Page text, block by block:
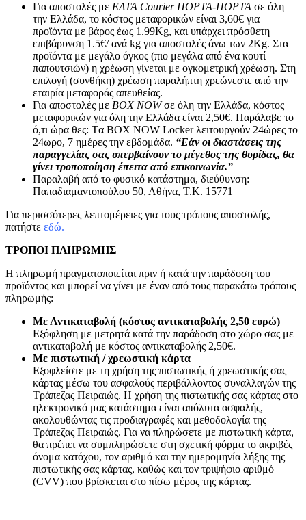
Για αποστολές με ΕΛΤΑ Courier ΠΟΡΤΑ-ΠΟΡΤΑ σε όλη
την Ελλάδα, το κόστος μεταφορικών είναι 3,60€ για
προϊόντα με βάρος έως 1.99Kg, και υπάρχει πρόσθετη
επιβάρυνση 1.5€/ ανά kg για αποστολές άνω των 2Κg. Στα
προϊόντα με μεγάλο όγκος (πιο μεγάλα από ένα κουτί
παπουτσιών) η χρέωση γίνεται με ογκομετρική χρέωση. Στη
επιλογή (συνθήκη) χρέωση παραλήπτη χρεώνεστε από την
εταιρία μεταφοράς απευθείας.
Για αποστολές με BOX NOWσε όλη την Ελλάδα, κόστος
μεταφορικών για όλη την Ελλάδα είναι 2,50€. Παράλαβε το
ό,τι ώρα θες: Tα ΒΟΧ ΝΟW Locker λειτουργούν 24ώρες το
24ωρο, 7 ημέρες την εβδομάδα. “Εάν οι διαστάσεις της
παραγγελίας σας υπερβαίνουν το μέγεθος της θυρίδας, θα
γίνει τροποποίηση έπειτα από επικοινωνία.”
Παραλαβή από το φυσικό κατάστημα, διεύθυνση:
Παπαδιαμαντοπούλου 50, Αθήνα, Τ.Κ. 15771
Για περισσότερες λεπτομέρειες για τους τρόπους αποστολής,
πατήστε εδώ.
ΤΡΟΠΟΙ ΠΛΗΡΩΜΗΣ
Η πληρωμή πραγματοποιείται πριν ή κατά την παράδοση του
προϊόντος και μπορεί να γίνει με έναν από τους παρακάτω τρόπους
πληρωμής:
Με Αντικαταβολή (κόστος αντικαταβολής 2,50 ευρώ)
Εξόφληση με μετρητά κατά την παράδοση στο χώρο σας με
αντικαταβολή με κόστος αντικαταβολής 2,50€.
Με πιστωτική / χρεωστική κάρτα
Εξοφλείστε με τη χρήση της πιστωτικής ή χρεωστικής σας
κάρτας μέσω του ασφαλούς περιβάλλοντος συναλλαγών της
Τράπεζας Πειραιώς. Η χρήση της πιστωτικής σας κάρτας στο
ηλεκτρονικό μας κατάστημα είναι απόλυτα ασφαλής,
ακολουθώντας τις προδιαγραφές και μεθοδολογία της
Τράπεζας Πειραιώς. Για να πληρώσετε με πιστωτική κάρτα,
θα πρέπει να συμπληρώσετε στη σχετική φόρμα το ακριβές
όνομα κατόχου, τον αριθμό και την ημερομηνία λήξης της
πιστωτικής σας κάρτας, καθώς και τον τριψήφιο αριθμό
(CVV) που βρίσκεται στο πίσω μέρος της κάρτας.